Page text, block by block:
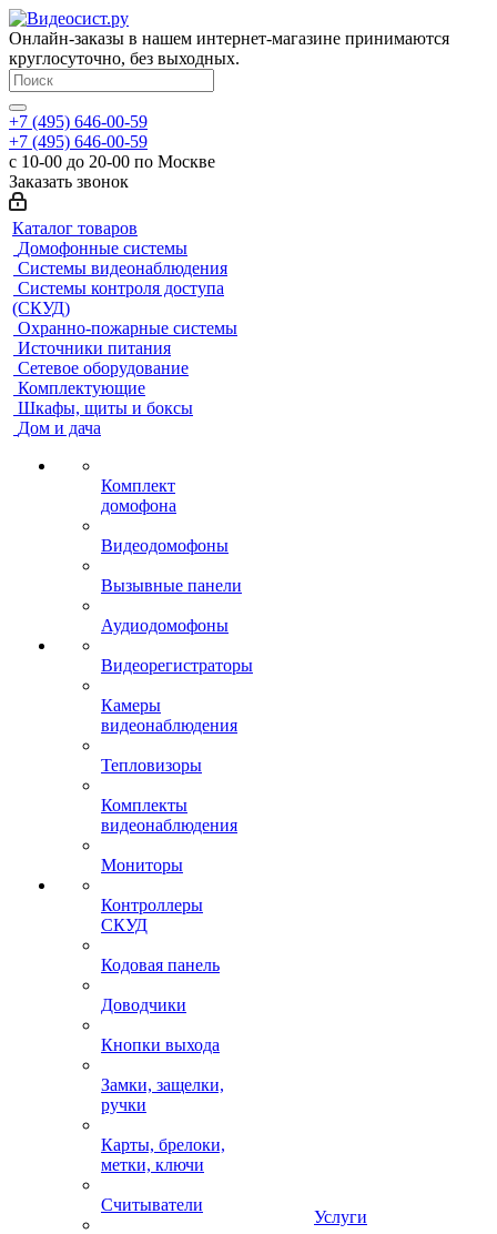
Онлайн-заказы в нашем интернет-магазине принимаются
круглосуточно, без выходных.
+7 (495) 646-00-59
+7 (495) 646-00-59
с 10-00 до 20-00 по Москве
Заказать звонок
Каталог товаров
Домофонные системы
Системы видеонаблюдения
Системы контроля доступа
(СКУД)
Охранно-пожарные системы
Источники питания
Сетевое оборудование
Комплектующие
Шкафы, щиты и боксы
Дом и дача
Комплект
домофона
Видеодомофоны
Вызывные панели
Аудиодомофоны
Видеорегистраторы
Камеры
видеонаблюдения
Тепловизоры
Комплекты
видеонаблюдения
Мониторы
Контроллеры
СКУД
Кодовая панель
Доводчики
Кнопки выхода
Замки, защелки,
ручки
Карты, брелоки,
метки, ключи
Считыватели
Услуги